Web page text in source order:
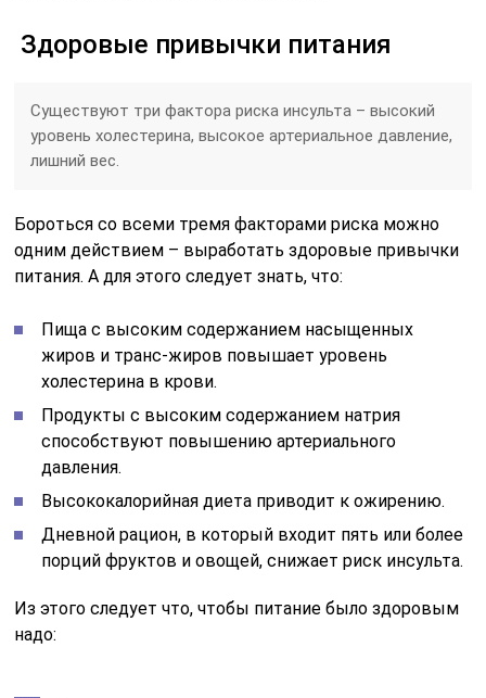
Здоровые привычки питания
Существуют три фактора риска инсульта – высокий
уровень холестерина, высокое артериальное давление,
лишний вес.
Бороться со всеми тремя факторами риска можно
одним действием – выработать здоровые привычки
питания. А для этого следует знать, что:
Пища с высоким содержанием насыщенных
жиров и транс-жиров повышает уровень
холестерина в крови.
Продукты с высоким содержанием натрия
способствуют повышению артериального
давления.
Высококалорийная диета приводит к ожирению.
Дневной рацион, в который входит пять или более
порций фруктов и овощей, снижает риск инсульта.
Из этого следует что, чтобы питание было здоровым
надо: